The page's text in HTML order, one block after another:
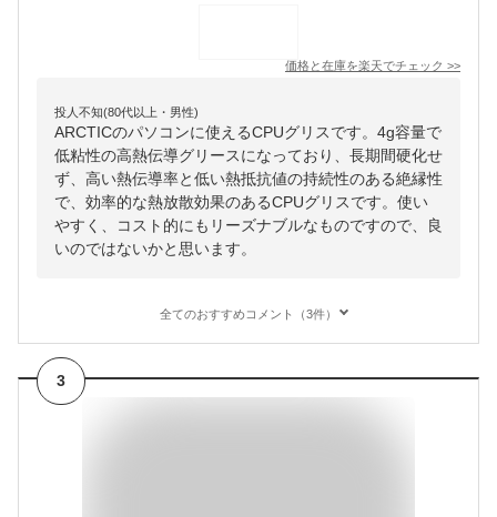
価格と在庫を楽天でチェック >>
投人不知(80代以上・男性)
ARCTICのパソコンに使えるCPUグリスです。4g容量で
低粘性の高熱伝導グリースになっており、長期間硬化せ
ず、高い熱伝導率と低い熱抵抗値の持続性のある絶縁性
で、効率的な熱放散効果のあるCPUグリスです。使い
やすく、コスト的にもリーズナブルなものですので、良
いのではないかと思います。
全てのおすすめコメント（3件）
3